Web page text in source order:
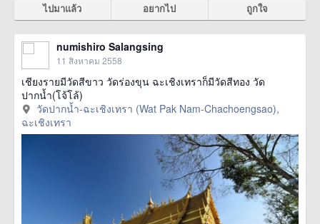
ไปมาแล้ว อยากไป ถูกใจ
numishiro Salangsing
11 สิงหาคม 2558
เชียงรายมีวัดสีขาว วัดร่องขุน ฉะเชิงเทราก็มีวัดสีทอง วัด
ปากน้ำ(โจ้โล้)
วัดปากน้ำ-ฉะเชิงเทรา (Wat Pak Nam-Chachoengsao),
ฉะเชิงเทรา